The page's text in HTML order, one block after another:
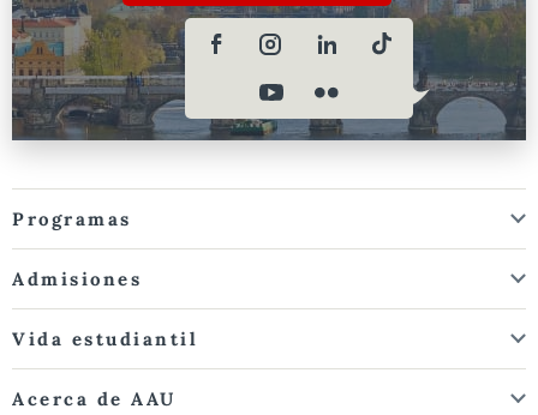
Programas
Admisiones
Vida estudiantil
Acerca de AAU